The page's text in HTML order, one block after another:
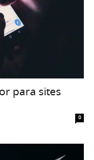
para sites
0